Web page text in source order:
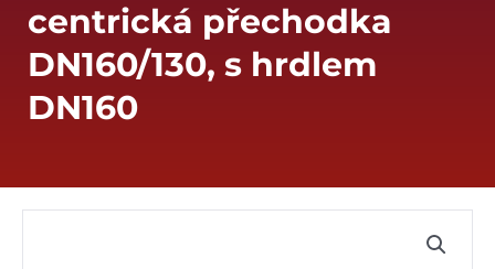
centrická přechodka
DN160/130, s hrdlem
DN160